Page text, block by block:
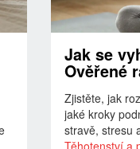
Jak se
Ověřené
Zjistěte, jak
jaké kroky
stravě, stresu
Těhotenství a